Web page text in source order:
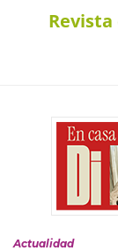
Actualidad